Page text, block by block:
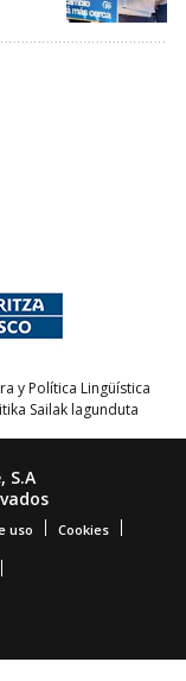
y Política Lingüística
Sailak lagunduta
S.A
uso Cookies